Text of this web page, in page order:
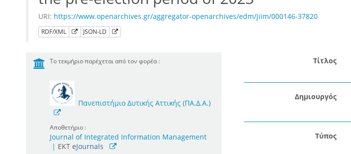
URI: https://www.openarchives.gr/aggregator-openarchives/edm/jiim/000146-37820
RDF/XML JSON-LD
Το τεκμήριο παρέχεται από τον φορέα :
Πανεπιστήμιο Δυτικής Αττικής (ΠΑ.Δ.Α.)
Αποθετήριο :
Journal of Integrated Information Management
| ΕΚΤ eJournals
Τίτλος
Δημιουργός
Τύπος